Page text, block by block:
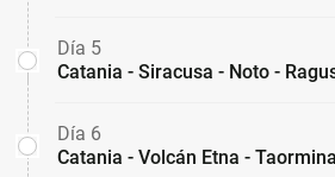
Día 5
Catania - Siracusa - Noto -
Día 6
Catania - Volcán Etna - Taormina